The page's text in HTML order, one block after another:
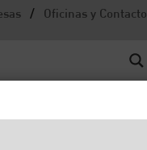
/ Oficinas y Contacto